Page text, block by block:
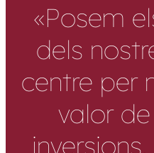
«Posem
dels
centre per
valor